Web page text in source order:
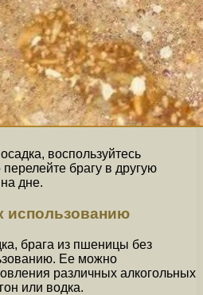
воспользуйтесь
брагу в другую
дне.
использованию
брага из пшеницы без
Ее можно
различных алкогольных
или водка.